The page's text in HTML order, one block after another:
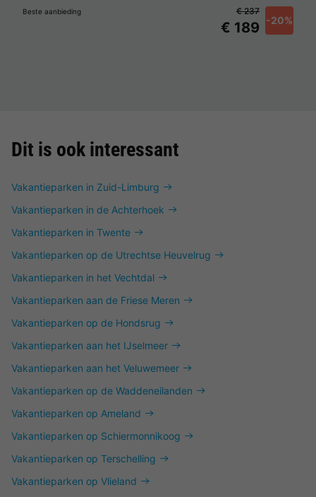
Beste aanbieding
€ 189 -20%
€ 237
Dit is ook interessant
Vakantieparken in Zuid-Limburg
Vakantieparken in de Achterhoek
Vakantieparken in Twente
Vakantieparken op de Utrechtse Heuvelrug
Vakantieparken in het Vechtdal
Vakantieparken aan de Friese Meren
Vakantieparken op de Hondsrug
Vakantieparken aan het IJselmeer
Vakantieparken aan het Veluwemeer
Vakantieparken op de Waddeneilanden
Vakantieparken op Ameland
Vakantieparken op Schiermonnikoog
Vakantieparken op Terschelling
Vakantieparken op Vlieland